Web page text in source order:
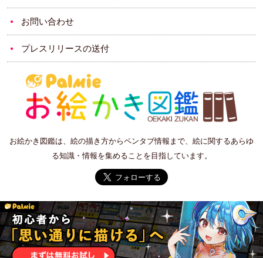
お問い合わせ
プレスリリースの送付
お絵かき図鑑は、絵の描き方からペンタブ情報まで、絵に関するあらゆ
る知識・情報を集めることを目指しています。